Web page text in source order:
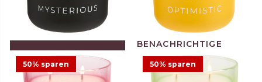
5
IN DEN WARENKORB
LEGEN
50% sparen 50% sparen